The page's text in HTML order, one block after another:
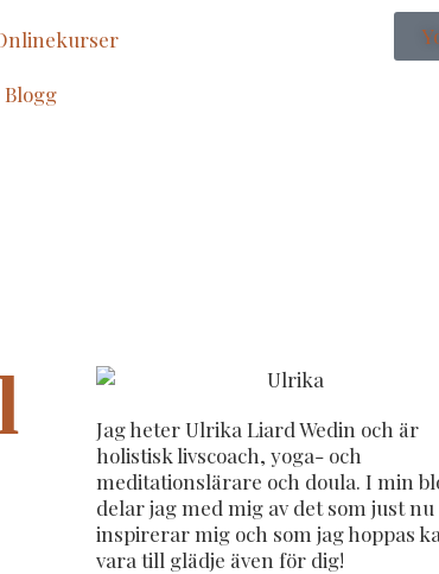
Blogg
Jag heter Ulrika Liard Wedin och är
holistisk livscoach, yoga- och
meditationslärare och doula. I min
delar jag med mig av det som just nu
inspirerar mig och som jag hoppas
vara till glädje även för dig!